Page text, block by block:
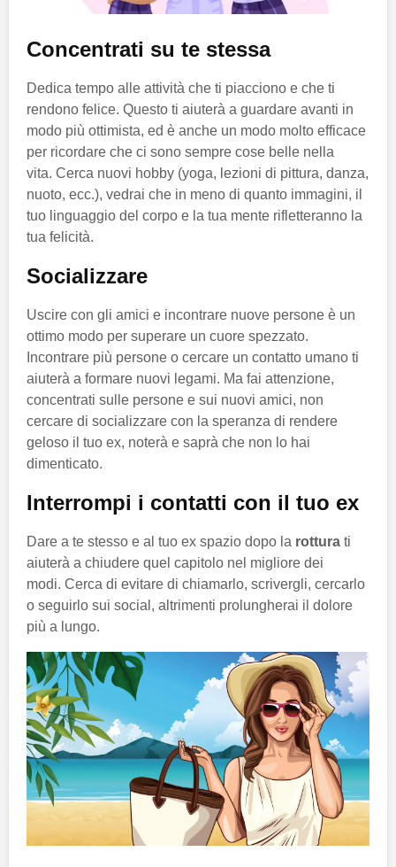
Concentrati su te stessa
Dedica tempo alle attività che ti piacciono e che ti
rendono felice. Questo ti aiuterà a guardare avanti in
modo più ottimista, ed è anche un modo molto efficace
per ricordare che ci sono sempre cose belle nella
vita. Cerca nuovi hobby (yoga, lezioni di pittura, danza,
nuoto, ecc.), vedrai che in meno di quanto immagini, il
tuo linguaggio del corpo e la tua mente rifletteranno la
tua felicità.
Socializzare
Uscire con gli amici e incontrare nuove persone è un
ottimo modo per superare un cuore spezzato.
Incontrare più persone o cercare un contatto umano ti
aiuterà a formare nuovi legami. Ma fai attenzione,
concentrati sulle persone e sui nuovi amici, non
cercare di socializzare con la speranza di rendere
geloso il tuo ex, noterà e saprà che non lo hai
dimenticato.
Interrompi i contatti con il tuo ex
Dare a te stesso e al tuo ex spazio dopo la rottura ti
aiuterà a chiudere quel capitolo nel migliore dei
modi. Cerca di evitare di chiamarlo, scrivergli, cercarlo
o seguirlo sui social, altrimenti prolungherai il dolore
più a lungo.